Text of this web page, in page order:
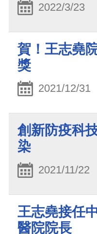
2022/3/23
賀！王志堯
獎
2021/12/31
創新防疫科
染
2021/11/22
王志堯接任
醫院院長